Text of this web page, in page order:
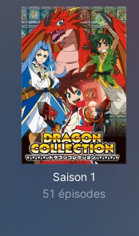
Saison 1
51 épisodes